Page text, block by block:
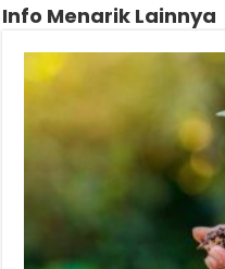
Info Menarik Lainnya